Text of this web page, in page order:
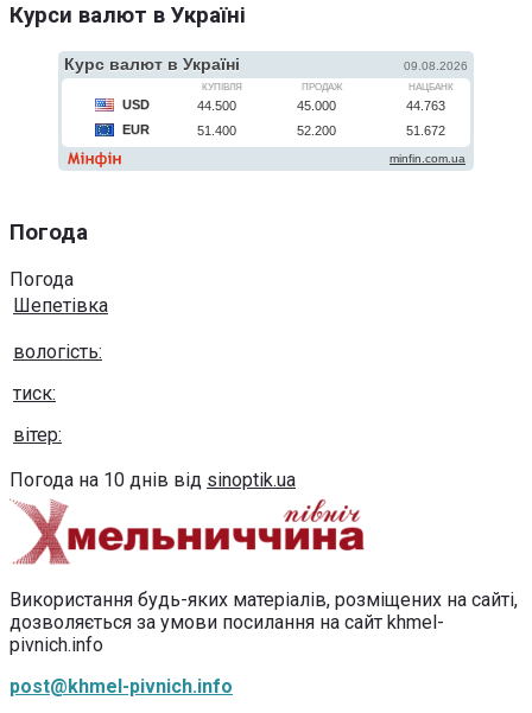
Курси валют в Україні
Погода
Погода
Шепетівка
вологість:
тиск:
вітер:
Погода на 10 днів від sinoptik.ua
Використання будь-яких матеріалів, розміщених на сайті,
дозволяється за умови посилання на сайт khmel-
pivnich.info
post@khmel-pivnich.info